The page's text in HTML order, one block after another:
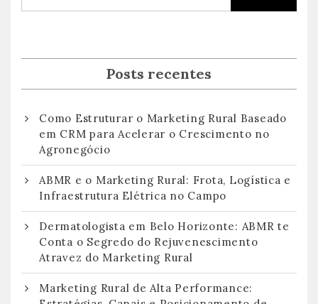
Posts recentes
Como Estruturar o Marketing Rural Baseado
em CRM para Acelerar o Crescimento no
Agronegócio
ABMR e o Marketing Rural: Frota, Logística e
Infraestrutura Elétrica no Campo
Dermatologista em Belo Horizonte: ABMR te
Conta o Segredo do Rejuvenescimento
Atravez do Marketing Rural
Marketing Rural de Alta Performance: